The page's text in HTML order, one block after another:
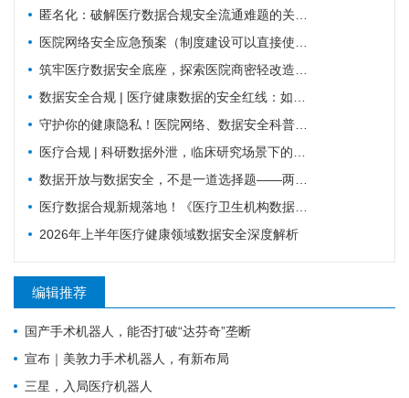
匿名化：破解医疗数据合规安全流通难题的关键路径
医院网络安全应急预案（制度建设可以直接使用版）
筑牢医疗数据安全底座，探索医院商密轻改造实践路径
数据安全合规 | 医疗健康数据的安全红线：如何平衡业务流转与合规监管？
守护你的健康隐私！医院网络、数据安全科普，请收好这份防护指南
医疗合规 | 科研数据外泄，临床研究场景下的数据安全
数据开放与数据安全，不是一道选择题——两份国家级文件背后的标准化逻辑
医疗数据合规新规落地！《医疗卫生机构数据安全和个人信息保护管理办法（试行）》核心解读与行动指南
2026年上半年医疗健康领域数据安全深度解析
编辑推荐
国产手术机器人，能否打破“达芬奇”垄断
宣布｜美敦力手术机器人，有新布局
三星，入局医疗机器人